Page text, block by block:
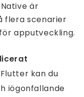
är
flera scenarier
apputveckling.
kan du
iögonfallande